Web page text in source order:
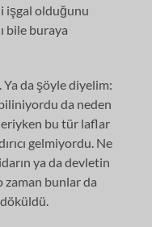
işgal olduğunu
bile buraya
da şöyle diyelim:
biliniyordu da neden
bu tür laflar
gelmiyordu. Ne
ya da devletin
zaman bunlar da